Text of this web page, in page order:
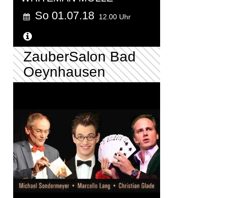
So 01.07.18 12.00 Uhr
ZauberSalon Bad
Oeynhausen